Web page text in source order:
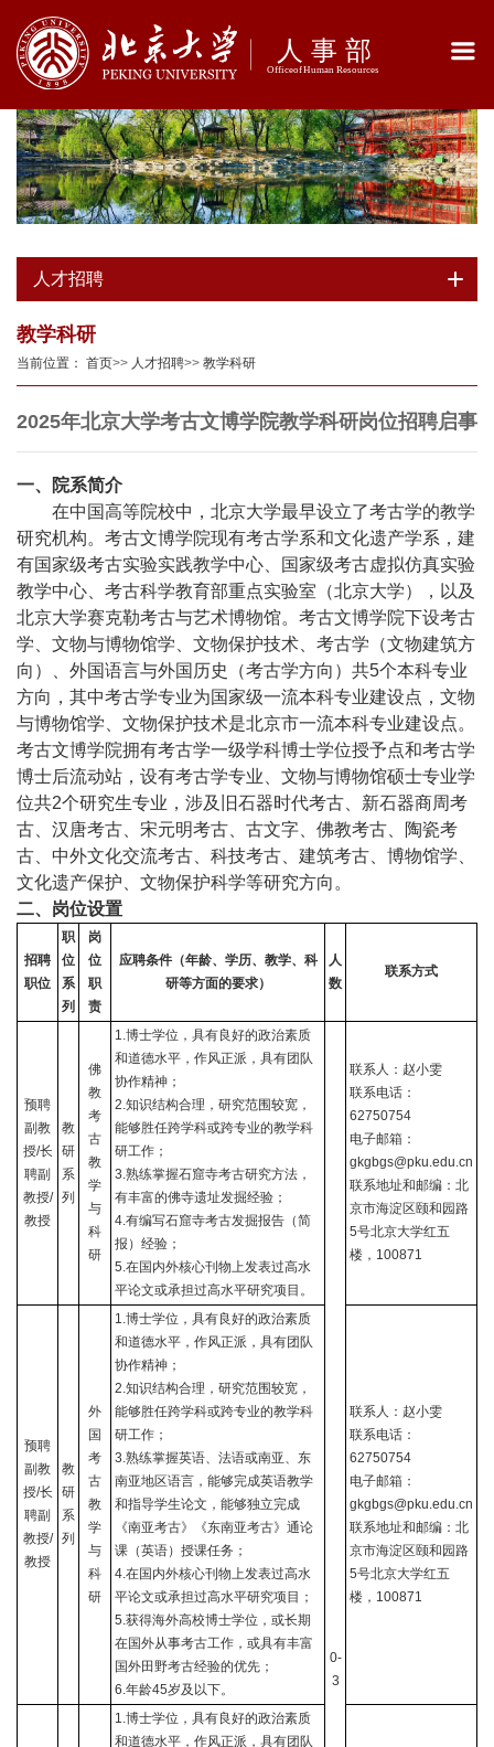
人才招聘
教学科研
当前位置： 首页>> 人才招聘>> 教学科研
2025年北京大学考古文博学院教学科研岗位招聘启事
一、院系简介
在中国高等院校中，北京大学最早设立了考古学的教学
研究机构。考古文博学院现有考古学系和文化遗产学系，建
有国家级考古实验实践教学中心、国家级考古虚拟仿真实验
教学中心、考古科学教育部重点实验室（北京大学），以及
北京大学赛克勒考古与艺术博物馆。考古文博学院下设考古
学、文物与博物馆学、文物保护技术、考古学（文物建筑方
向）、外国语言与外国历史（考古学方向）共5个本科专业
方向，其中考古学专业为国家级一流本科专业建设点，文物
与博物馆学、文物保护技术是北京市一流本科专业建设点。
考古文博学院拥有考古学一级学科博士学位授予点和考古学
博士后流动站，设有考古学专业、文物与博物馆硕士专业学
位共2个研究生专业，涉及旧石器时代考古、新石器商周考
古、汉唐考古、宋元明考古、古文字、佛教考古、陶瓷考
古、中外文化交流考古、科技考古、建筑考古、博物馆学、
文化遗产保护、文物保护科学等研究方向。
二、岗位设置
招聘
职位
职
位
系
列
岗
位
职
责
应聘条件（年龄、学历、教学、科
研等方面的要求）
人
数
联系方式
预聘
副教
授/长
聘副
教授/
教授
教
研
系
列
佛
教
考
古
教
学
与
科
研
1.博士学位，具有良好的政治素质
和道德水平，作风正派，具有团队
协作精神；
2.知识结构合理，研究范围较宽，
能够胜任跨学科或跨专业的教学科
研工作；
3.熟练掌握石窟寺考古研究方法，
有丰富的佛寺遗址发掘经验；
4.有编写石窟寺考古发掘报告（简
报）经验；
5.在国内外核心刊物上发表过高水
平论文或承担过高水平研究项目。
0-
3
联系人：赵小雯
联系电话：
62750754
电子邮箱：
gkgbgs@pku.edu.cn
联系地址和邮编：北
京市海淀区颐和园路
5号北京大学红五
楼， 100871
预聘
副教
授/长
聘副
教授/
教授
教
研
系
列
外
国
考
古
教
学
与
科
研
1.博士学位，具有良好的政治素质
和道德水平，作风正派，具有团队
协作精神；
2.知识结构合理，研究范围较宽，
能够胜任跨学科或跨专业的教学科
研工作；
3.熟练掌握英语、法语或南亚、东
南亚地区语言，能够完成英语教学
和指导学生论文，能够独立完成
《南亚考古》《东南亚考古》通论
课（英语）授课任务；
4.在国内外核心刊物上发表过高水
平论文或承担过高水平研究项目；
5.获得海外高校博士学位，或长期
在国外从事考古工作，或具有丰富
国外田野考古经验的优先；
6.年龄45岁及以下。
联系人：赵小雯
联系电话：
62750754
电子邮箱：
gkgbgs@pku.edu.cn
联系地址和邮编：北
京市海淀区颐和园路
5号北京大学红五
楼， 100871
1.博士学位，具有良好的政治素质
和道德水平，作风正派，具有团队